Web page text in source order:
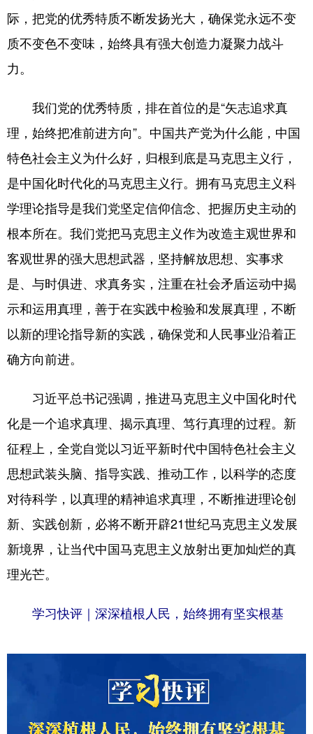
北京 天津 河北 山西
辽宁 吉林 上海 江苏
广东 广西 海南 重庆
四川 贵州 云南 西藏
陕西 甘肃 青海 宁夏
新疆 内蒙古 黑龙江
多语种频道
Русский язык 日本語 한국어
Deutsch
际，把党的优秀特质不断发扬光大，确保党永远不变
质不变色不变味，始终具有强大创造力凝聚力战斗
力。
我们党的优秀特质，排在首位的是“矢志追求真
理，始终把准前进方向”。中国共产党为什么能，中国
特色社会主义为什么好，归根到底是马克思主义行，
是中国化时代化的马克思主义行。拥有马克思主义科
学理论指导是我们党坚定信仰信念、把握历史主动的
根本所在。我们党把马克思主义作为改造主观世界和
客观世界的强大思想武器，坚持解放思想、实事求
是、与时俱进、求真务实，注重在社会矛盾运动中揭
示和运用真理，善于在实践中检验和发展真理，不断
以新的理论指导新的实践，确保党和人民事业沿着正
确方向前进。
习近平总书记强调，推进马克思主义中国化时代
化是一个追求真理、揭示真理、笃行真理的过程。新
征程上，全党自觉以习近平新时代中国特色社会主义
思想武装头脑、指导实践、推动工作，以科学的态度
对待科学，以真理的精神追求真理，不断推进理论创
新、实践创新，必将不断开辟21世纪马克思主义发展
新境界，让当代中国马克思主义放射出更加灿烂的真
理光芒。
学习快评｜深深植根人民，始终拥有坚实根基